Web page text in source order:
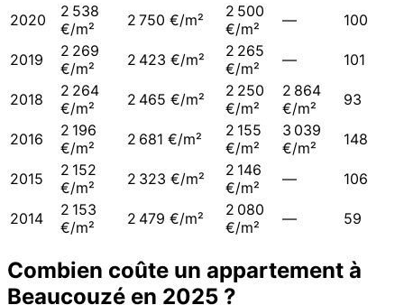
2020
2 538
€/m²
2 750 €/m²
2 500
€/m²
— 100
2019
2 269
€/m²
2 423 €/m²
2 265
€/m²
— 101
2018
2 264
€/m²
2 465 €/m²
2 250
€/m²
2 864
€/m²
93
2016
2 196
€/m²
2 681 €/m²
2 155
€/m²
3 039
€/m²
148
2015
2 152
€/m²
2 323 €/m²
2 146
€/m²
— 106
2014
2 153
€/m²
2 479 €/m²
2 080
€/m²
— 59
Combien coûte un appartement à
Beaucouzé en 2025 ?